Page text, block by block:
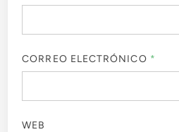
CORREO ELECTRÓNICO *
WEB